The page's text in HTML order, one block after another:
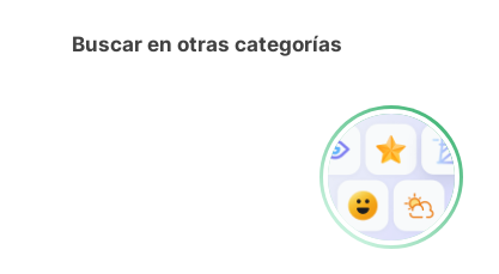
Buscar en otras categorías